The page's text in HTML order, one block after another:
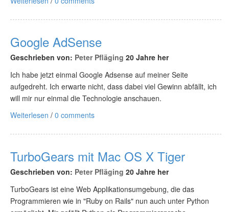
Google AdSense
Geschrieben von: Peter Pfläging 20 Jahre her
Ich habe jetzt einmal Google Adsense auf meiner Seite
aufgedreht. Ich erwarte nicht, dass dabei viel Gewinn abfällt, ich
will mir nur einmal die Technologie anschauen.
Weiterlesen / 0 comments
TurboGears mit Mac OS X Tiger
Geschrieben von: Peter Pfläging 20 Jahre her
TurboGears ist eine Web Applikationsumgebung, die das
Programmieren wie in "Ruby on Rails" nun auch unter Python